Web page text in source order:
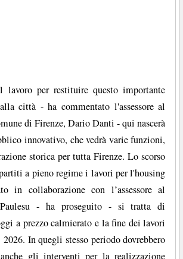
lavoro per restituire questo importante
città - ha commentato l'assessore al
di Firenze, Dario Danti - qui nascerà
innovativo, che vedrà varie funzioni,
storica per tutta Firenze. Lo scorso
a pieno regime i lavori per l'housing
in collaborazione con l’assessore al
- ha proseguito - si tratta di
a prezzo calmierato e la fine dei lavori
In quegli stesso periodo dovrebbero
gli interventi per la realizzazione